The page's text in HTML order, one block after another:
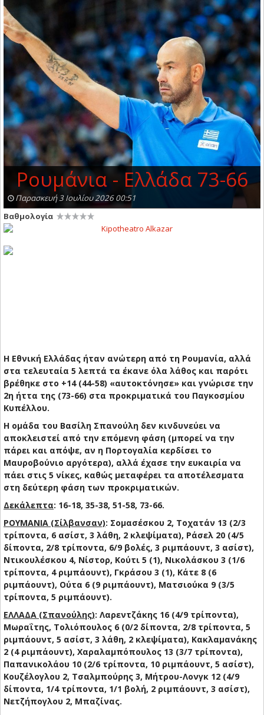
Ρουμάνια - Ελλάδα 73-66
Παρασκευή 3 Ιουλίου 2026 00:51
Βαθμολογία
Η Εθνική Ελλάδας ήταν ανώτερη από τη Ρουμανία, αλλά
στα τελευταία 5 λεπτά τα έκανε όλα λάθος και παρότι
βρέθηκε στο +14 (44-58) «αυτοκτόνησε» και γνώρισε την
2η ήττα της (73-66) στα προκριματικά του Παγκοσμίου
Κυπέλλου.
Η ομάδα του Βασίλη Σπανούλη δεν κινδυνεύει να
αποκλειστεί από την επόμενη φάση (μπορεί να την
πάρει και απόψε, αν η Πορτογαλία κερδίσει το
Μαυροβούνιο αργότερα), αλλά έχασε την ευκαιρία να
πάει στις 5 νίκες, καθώς μεταφέρει τα αποτέλεσματα
στη δεύτερη φάση των προκριματικών.
Δεκάλεπτα: 16-18, 35-38, 51-58, 73-66.
ΡΟΥΜΑΝΙΑ (Σίλβανσαν): Σομασέσκου 2, Τοχατάν 13 (2/3
τρίποντα, 6 ασίστ, 3 λάθη, 2 κλεψίματα), Ράσελ 20 (4/5
δίποντα, 2/8 τρίποντα, 6/9 βολές, 3 ριμπάουντ, 3 ασίστ),
Ντικουλέσκου 4, Νίστορ, Κούτι 5 (1), Νικολάσκου 3 (1/6
τρίποντα, 4 ριμπάουντ), Γκράσου 3 (1), Κάτε 8 (6
ριμπάουντ), Ούτα 6 (9 ριμπάουντ), Ματσιούκα 9 (3/5
τρίποντα, 5 ριμπάουντ).
ΕΛΛΑΔΑ (Σπανούλης): Λαρεντζάκης 16 (4/9 τρίποντα),
Μωραΐτης, Τολιόπουλος 6 (0/2 δίποντα, 2/8 τρίποντα, 5
ριμπάουντ, 5 ασίστ, 3 λάθη, 2 κλεψίματα), Κακλαμανάκης
2 (4 ριμπάουντ), Χαραλαμπόπουλος 13 (3/7 τρίποντα),
Παπανικολάου 10 (2/6 τρίποντα, 10 ριμπάουντ, 5 ασίστ),
Κουζέλογλου 2, Τσαλμπούρης 3, Μήτρου-Λονγκ 12 (4/9
δίποντα, 1/4 τρίποντα, 1/1 βολή, 2 ριμπάουντ, 3 ασίστ),
Νετζήπογλου 2, Μπαζίνας.